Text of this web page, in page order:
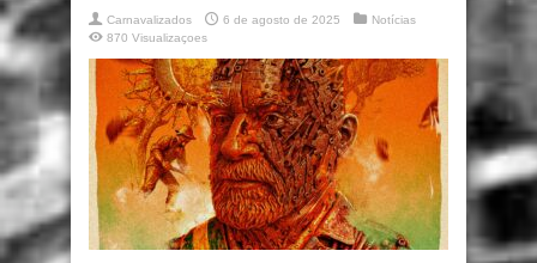
Carnavalizados 6 de agosto de 2025
Notícias
870 Visualizaçoes